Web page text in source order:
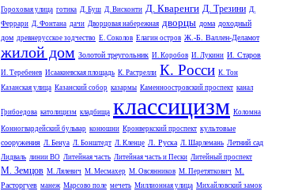
Гороховая улица готика Д. Буш Д. Висконти Д. Кваренги Д. Трезини Д.
Феррари Д. Фонтана дачи Дворцовая набережная дворцы дома доходный
дом древнерусское зодчество Е. Соколов Елагин остров Ж.-Б. Валлен-Деламот
жилой дом Золотой треугольник И. Коробов И. Лукини И. Старов
И. Теребенев Исаакиевская площадь К. Растрелли К. Росси К. Тон
Казанская улица Казанский собор казармы Каменноостровский проспект канал
Грибоедова католицизм кладбища классицизм Коломна
Конногвардейский бульвар конюшни Кронверкский проспект культовые
сооружения Л. Бенуа Л. Бонштедт Л. Кленце Л. Руска Л. Шарлемань Летний сад
Лидваль линии ВО Литейная часть Литейная часть и Пески Литейный проспект
М. Земцов М. Лялевич М. Месмахер М. Овсянников М. Перетяткович М.
Расторгуев манеж Марсово поле мечеть Миллионная улица Михайловский замок